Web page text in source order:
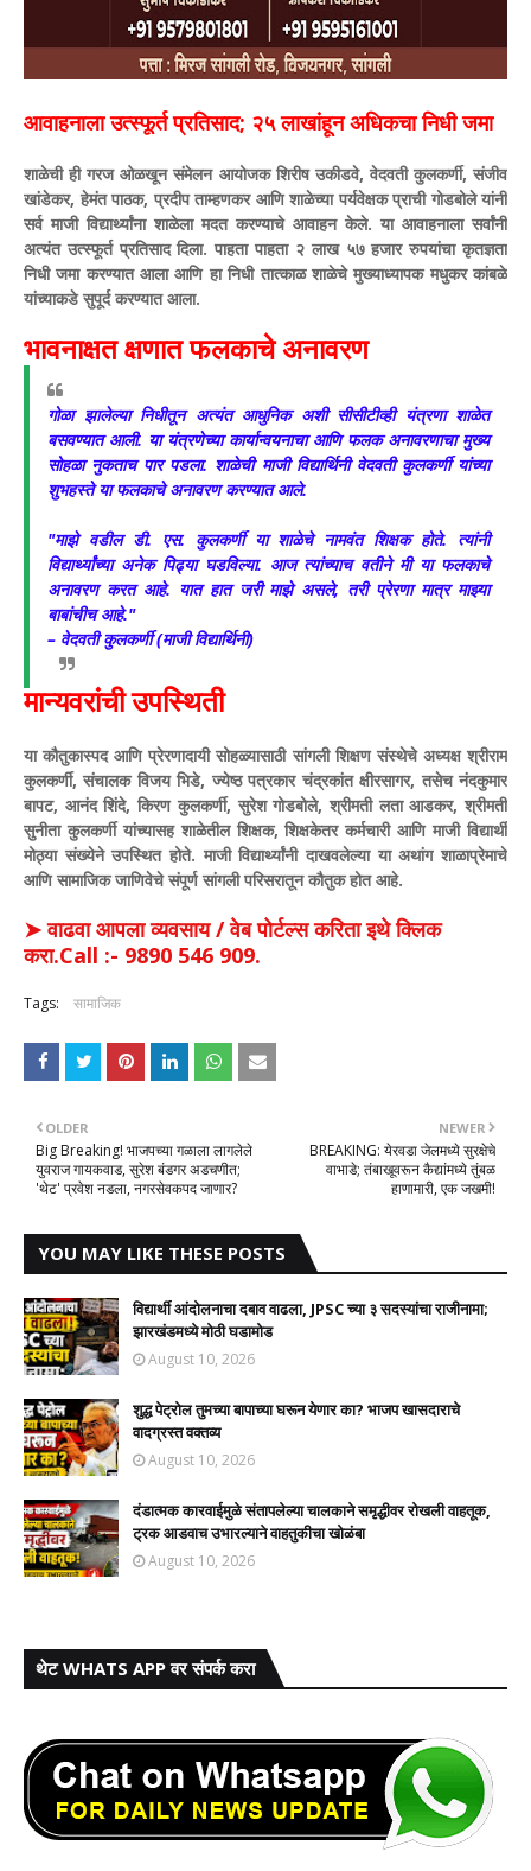
​आवाहनाला उत्स्फूर्त प्रतिसाद; २५ लाखांहून अधिकचा निधी जमा
​शाळेची ही गरज ओळखून संमेलन आयोजक शिरीष उकीडवे, वेदवती कुलकर्णी, संजीव
खांडेकर, हेमंत पाठक, प्रदीप ताम्हणकर आणि शाळेच्या पर्यवेक्षक प्राची गोडबोले यांनी
सर्व माजी विद्यार्थ्यांना शाळेला मदत करण्याचे आवाहन केले. या आवाहनाला सर्वांनी
अत्यंत उत्स्फूर्त प्रतिसाद दिला. पाहता पाहता २ लाख ५७ हजार रुपयांचा कृतज्ञता
निधी जमा करण्यात आला आणि हा निधी तात्काळ शाळेचे मुख्याध्यापक मधुकर कांबळे
यांच्याकडे सुपूर्द करण्यात आला.
​भावनाक्षत क्षणात फलकाचे अनावरण
​गोळा झालेल्या निधीतून अत्यंत आधुनिक अशी सीसीटीव्ही यंत्रणा शाळेत
बसवण्यात आली. या यंत्रणेच्या कार्यान्वयनाचा आणि फलक अनावरणाचा मुख्य
सोहळा नुकताच पार पडला. शाळेची माजी विद्यार्थिनी वेदवती कुलकर्णी यांच्या
शुभहस्ते या फलकाचे अनावरण करण्यात आले.
​"माझे वडील डी. एस. कुलकर्णी या शाळेचे नामवंत शिक्षक होते. त्यांनी
विद्यार्थ्यांच्या अनेक पिढ्या घडविल्या. आज त्यांच्याच वतीने मी या फलकाचे
अनावरण करत आहे. यात हात जरी माझे असले, तरी प्रेरणा मात्र माझ्या
बाबांचीच आहे."
– वेदवती कुलकर्णी (माजी विद्यार्थिनी)
​मान्यवरांची उपस्थिती
​या कौतुकास्पद आणि प्रेरणादायी सोहळ्यासाठी सांगली शिक्षण संस्थेचे अध्यक्ष श्रीराम
कुलकर्णी, संचालक विजय भिडे, ज्येष्ठ पत्रकार चंद्रकांत क्षीरसागर, तसेच नंदकुमार
बापट, आनंद शिंदे, किरण कुलकर्णी, सुरेश गोडबोले, श्रीमती लता आडकर, श्रीमती
सुनीता कुलकर्णी यांच्यासह शाळेतील शिक्षक, शिक्षकेतर कर्मचारी आणि माजी विद्यार्थी
मोठ्या संख्येने उपस्थित होते. ​माजी विद्यार्थ्यांनी दाखवलेल्या या अथांग शाळाप्रेमाचे
आणि सामाजिक जाणिवेचे संपूर्ण सांगली परिसरातून कौतुक होत आहे.
➤ वाढवा आपला व्यवसाय / वेब पोर्टल्स करिता इथे क्लिक
करा.Call :- 9890 546 909.
Tags: सामाजिक
NEWER
BREAKING: येरवडा जेलमध्ये सुरक्षेचे
वाभाडे; तंबाखूवरून कैद्यांमध्ये तुंबळ
हाणामारी, एक जखमी!
OLDER
Big Breaking! भाजपच्या गळाला लागलेले
युवराज गायकवाड, सुरेश बंडगर अडचणीत;
'थेट' प्रवेश नडला, नगरसेवकपद जाणार?
YOU MAY LIKE THESE POSTS
विद्यार्थी आंदोलनाचा दबाव वाढला, JPSC च्या ३ सदस्यांचा राजीनामा;
झारखंडमध्ये मोठी घडामोड
August 10, 2026
शुद्ध पेट्रोल तुमच्या बापाच्या घरून येणार का? भाजप खासदाराचे
वादग्रस्त वक्तव्य
August 10, 2026
दंडात्मक कारवाईमुळे संतापलेल्या चालकाने समृद्धीवर रोखली वाहतूक,
ट्रक आडवाच उभारल्याने वाहतुकीचा खोळंबा
August 10, 2026
थेट WHATS APP वर संपर्क करा